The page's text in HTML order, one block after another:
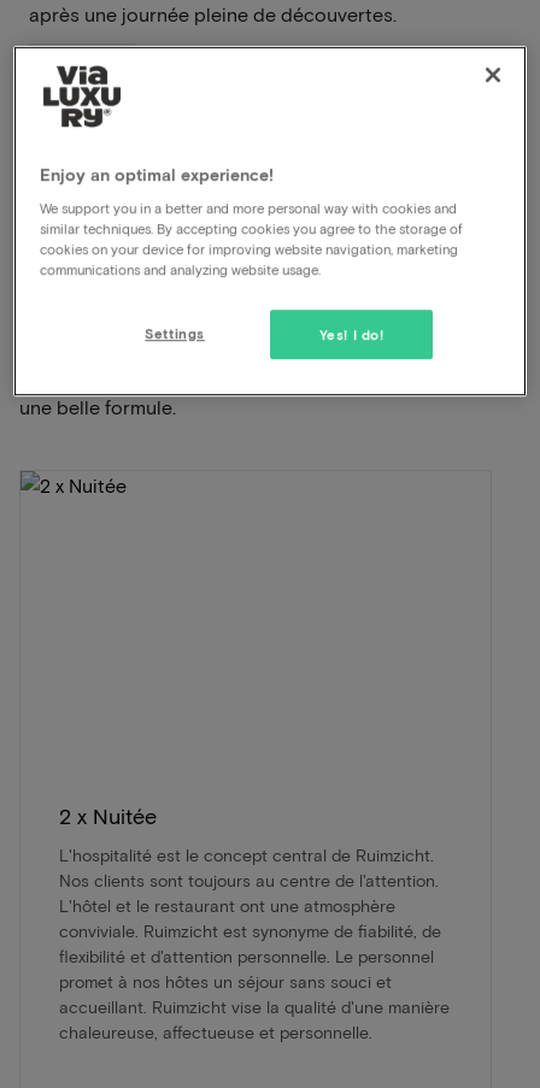
après une journée pleine de découvertes.
Petit déjeuner inclus
Dîner inclus
Kilderseweg 19 Zeddam Voir sur la carte
Cette formule pour 2 personnes comprend:
une belle formule.
2 x Nuitée
L'hospitalité est le concept central de Ruimzicht.
Nos clients sont toujours au centre de l'attention.
L'hôtel et le restaurant ont une atmosphère
conviviale. Ruimzicht est synonyme de fiabilité, de
flexibilité et d'attention personnelle. Le personnel
promet à nos hôtes un séjour sans souci et
accueillant. Ruimzicht vise la qualité d'une manière
chaleureuse, affectueuse et personnelle.
Enjoy an optimal experience!
We support you in a better and more personal way with cookies and
similar techniques. By accepting cookies you agree to the storage of
cookies on your device for improving website navigation, marketing
communications and analyzing website usage.
Yes! I do!
Settings